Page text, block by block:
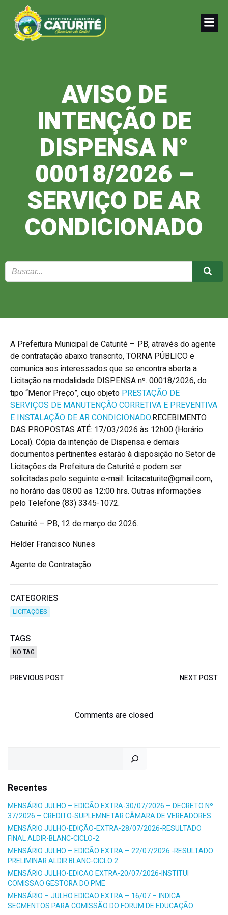
AVISO DE
INTENÇÃO DE
DISPENSA N°
00018/2026 –
SERVIÇO DE AR
CONDICIONADO
A Prefeitura Municipal de Caturité – PB, através do agente
de contratação abaixo transcrito, TORNA PÚBLICO e
comunica aos interessados que se encontra aberta a
Licitação na modalidade DISPENSA nº. 00018/2026, do
tipo “Menor Preço”, cujo objeto PRESTAÇÃO DE
SERVIÇOS DE MANUTENÇÃO CORRETIVA E PREVENTIVA
E INSTALAÇÃO DE AR CONDICIONADO.RECEBIMENTO
DAS PROPOSTAS ATÉ: 17/03/2026 às 12h00 (Horário
Local). Cópia da intenção de Dispensa e demais
documentos pertinentes estarão à disposição no Setor de
Licitações da Prefeitura de Caturité e podem ser
solicitadas pelo seguinte e-mail: licitacaturite@gmail.com,
no horário das 08:00 as 12:00 hrs. Outras informações
pelo Telefone (83) 3345-1072.
Caturité – PB, 12 de março de 2026.
Helder Francisco Nunes
Agente de Contratação
CATEGORIES
LICITAÇÕES
TAGS
NO TAG
Post
navigation
PREVIOUS POST
navigation
NEXT POST
Comments are closed
Recentes
MENSÁRIO JULHO – EDICÃO EXTRA-30/07/2026 – DECRETO Nº
37/2026 – CREDITO-SUPLEMNETAR CÂMARA DE VEREADORES
MENSÁRIO JULHO-EDIÇÃO-EXTRA-28/07/2026-RESULTADO
FINAL ALDIR-BLANC-CICLO-2.
MENSÁRIO JULHO – EDICÃO EXTRA – 22/07/2026 -RESULTADO
PRELIMINAR ALDIR BLANC-CICLO 2
MENSÁRIO JULHO-EDICAO EXTRA-20/07/2026-INSTITUI
COMISSAO GESTORA DO PME
MENSÁRIO – JULHO EDICAO EXTRA – 16/07 – INDICA
SEGMENTOS PARA COMISSÃO DO FORUM DE EDUCAÇÃO